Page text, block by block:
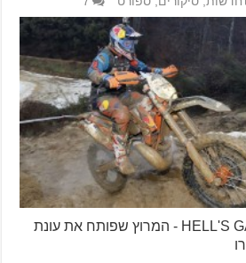
הפתעות במרוץ ה-HELL'S GATE - המרוץ שפותח את עונת